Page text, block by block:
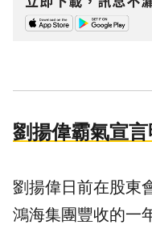
劉揚偉霸氣宣
劉揚偉日前在股東
鴻海集團豐收的一